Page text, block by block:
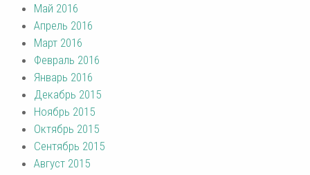
Май 2016
Апрель 2016
Март 2016
Февраль 2016
Январь 2016
Декабрь 2015
Ноябрь 2015
Октябрь 2015
Сентябрь 2015
Август 2015